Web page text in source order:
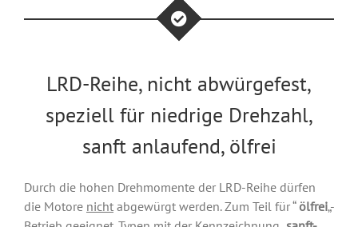
LRD-Reihe, nicht abwürgefest,
speziell für niedrige Drehzahl,
sanft anlaufend, ölfrei
Durch die hohen Drehmomente der LRD-Reihe dürfen
die Motore nicht abgewürgt werden. Zum Teil für “ölfrei„-